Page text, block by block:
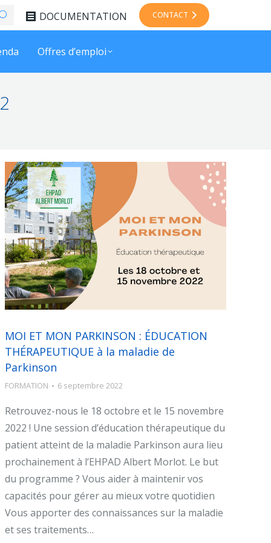
DOCUMENTATION CONTACT
Offres d’emploi
MOI ET MON PARKINSON : ÉDUCATION
THÉRAPEUTIQUE à la maladie de
Parkinson
FORMATION 6 septembre 2022
Retrouvez-nous le 18 octobre et le 15 novembre
2022 ! Une session d’éducation thérapeutique du
patient atteint de la maladie Parkinson aura lieu
prochainement à l’EHPAD Albert Morlot. Le but
du programme ? Vous aider à maintenir vos
capacités pour gérer au mieux votre quotidien
Vous apporter des connaissances sur la maladie
et ses traitements…